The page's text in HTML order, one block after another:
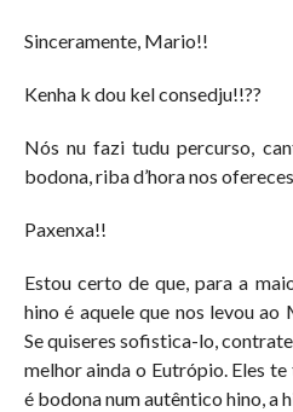
Sinceramente, Mario!!
Kenha k dou kel consedju!!??
Nós nu fazi tudu percurso,
bodona, riba d’hora nos
Paxenxa!!
Estou certo de que, para a
hino é aquele que nos levou
Se quiseres sofistica-lo,
melhor ainda o Eutrópio. Eles
é bodona num autêntico hino, a